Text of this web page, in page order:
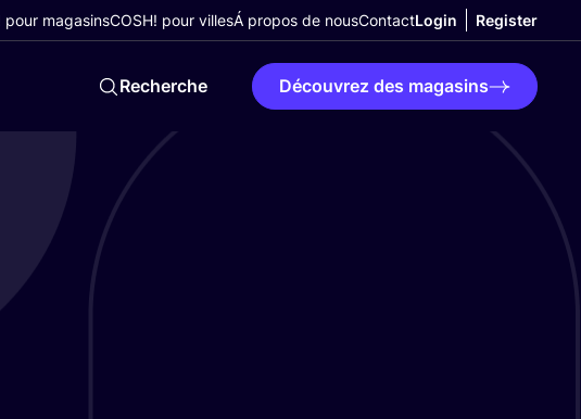
pour magasinsCOSH! pour villesÁ propos de nousContactLogin Register
Recherche Découvrez des magasins